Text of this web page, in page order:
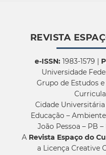
REVISTA
e-ISSN:1983-1579 |
Universidade
Grupo de Estudos
Cidade
Educação –
João Pessoa – PB
A Revista Espaço do
a Licença Creative